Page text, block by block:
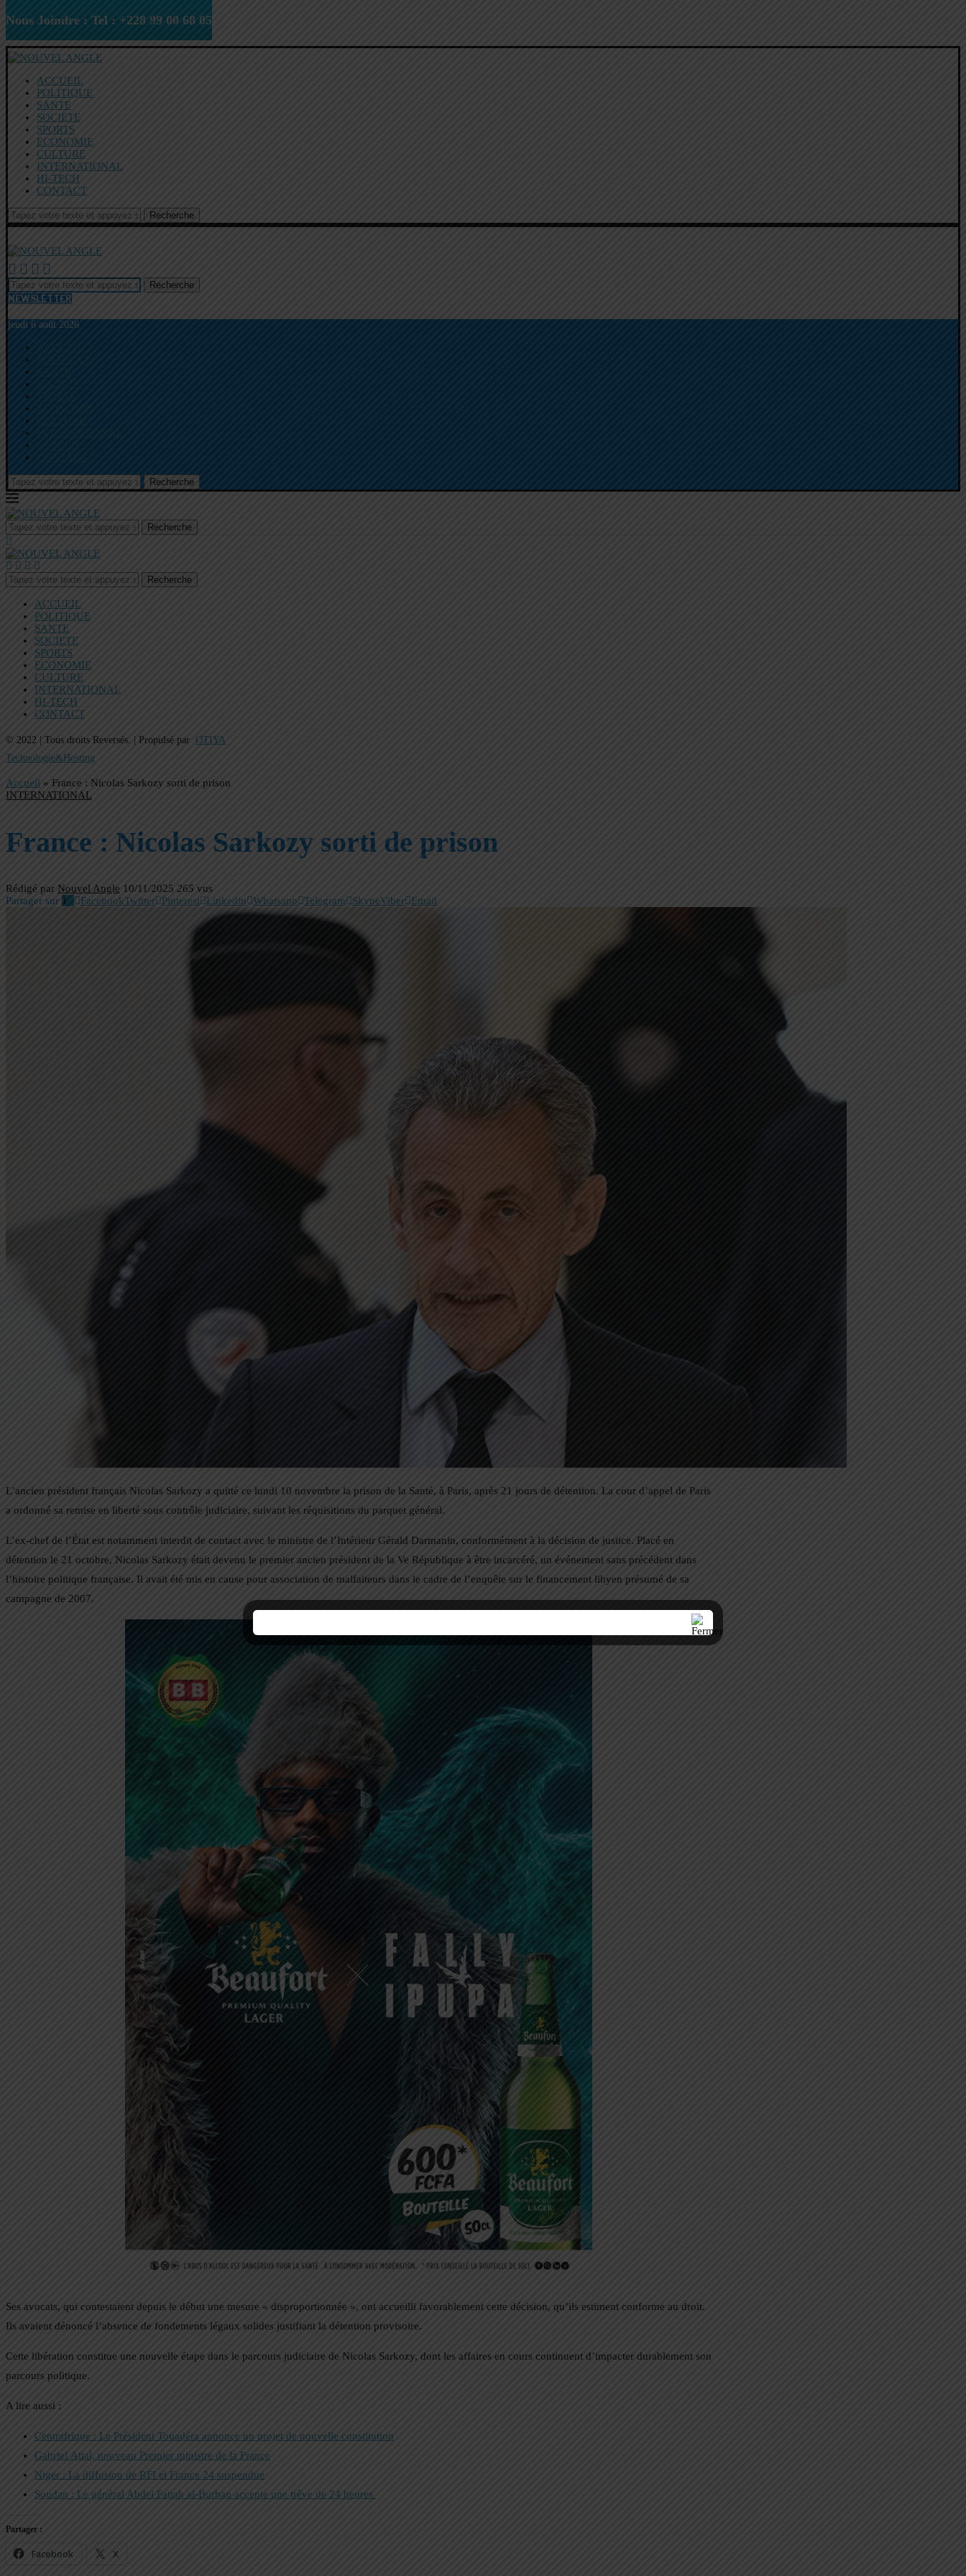
Nous Joindre : Tel : +228 99 00 68 05
ACCUEIL
POLITIQUE
SANTE
SOCIETE
SPORTS
ECONOMIE
CULTURE
INTERNATIONAL
HI-TECH
CONTACT
Recherche
Recherche
NEWSLETTER
jeudi 6 août 2026
Recherche
Recherche
Recherche
ACCUEIL
POLITIQUE
SANTE
SOCIETE
SPORTS
ECONOMIE
CULTURE
INTERNATIONAL
HI-TECH
CONTACT
© 2022 | Tous droits Reversés. | Propulsé par OTIYA
Technologie&Hosting
Accueil » France : Nicolas Sarkozy sorti de prison
INTERNATIONAL
France : Nicolas Sarkozy sorti de prison
Rédigé par Nouvel Angle 10/11/2025 265 vus
Partager sur 1 FacebookTwitter Pinterest Linkedin Whatsapp Telegram SkypeViber Email
L’ancien président français Nicolas Sarkozy a quitté ce lundi 10 novembre la prison de la Santé, à Paris, après 21 jours de détention. La cour d’appel de Paris
a ordonné sa remise en liberté sous contrôle judiciaire, suivant les réquisitions du parquet général.
L’ex-chef de l’État est notamment interdit de contact avec le ministre de l’Intérieur Gérald Darmanin, conformément à la décision de justice. Placé en
détention le 21 octobre, Nicolas Sarkozy était devenu le premier ancien président de la Ve République à être incarcéré, un événement sans précédent dans
l’histoire politique française. Il avait été mis en cause pour association de malfaiteurs dans le cadre de l’enquête sur le financement libyen présumé de sa
campagne de 2007.
Ses avocats, qui contestaient depuis le début une mesure « disproportionnée », ont accueilli favorablement cette décision, qu’ils estiment conforme au droit.
Ils avaient dénoncé l’absence de fondements légaux solides justifiant la détention provisoire.
Cette libération constitue une nouvelle étape dans le parcours judiciaire de Nicolas Sarkozy, dont les affaires en cours continuent d’impacter durablement son
parcours politique.
A lire aussi :
Centrafrique : Le Président Touadéra annonce un projet de nouvelle constitution
Gabriel Attal, nouveau Premier ministre de la France
Niger : La diffusion de RFI et France 24 suspendue
Soudan : Le général Abdel Fattah al-Burhan accepte une trêve de 24 heures
Partager :
Facebook X